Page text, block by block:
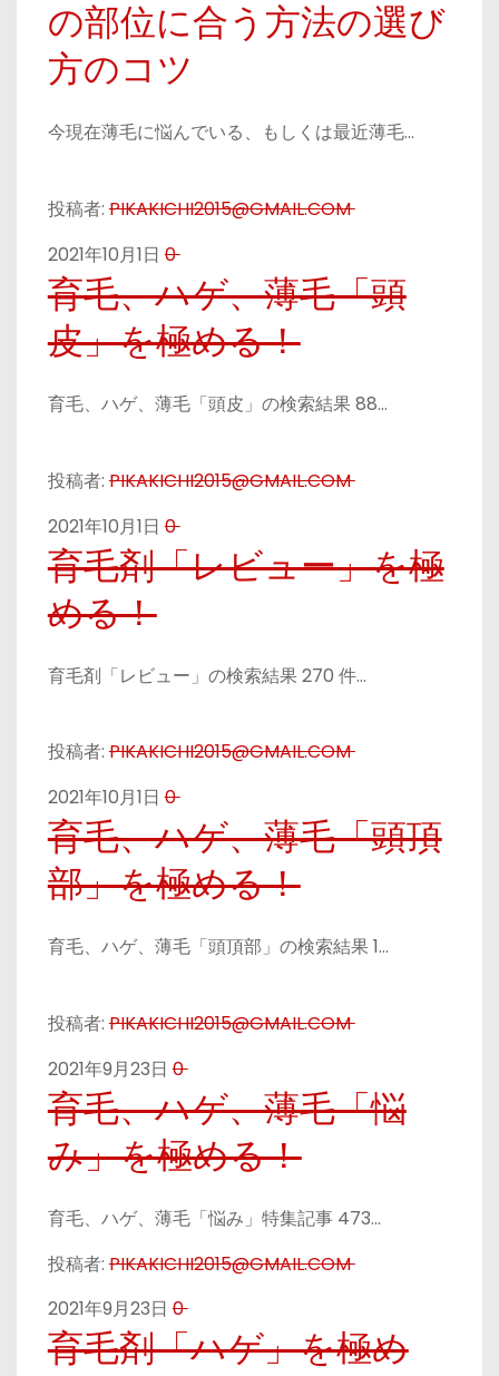
の部位に合う方法の選び
方のコツ
今現在薄毛に悩んでいる、もしくは最近薄毛…
投稿者: PIKAKICHI2015@GMAIL.COM
2021年10月1日0
育毛、ハゲ、薄毛「頭
皮」を極める！
育毛、ハゲ、薄毛「頭皮」の検索結果 88…
投稿者: PIKAKICHI2015@GMAIL.COM
2021年10月1日0
育毛剤「レビュー」を極
める！
育毛剤「レビュー」の検索結果 270 件…
投稿者: PIKAKICHI2015@GMAIL.COM
2021年10月1日0
育毛、ハゲ、薄毛「頭頂
部」を極める！
育毛、ハゲ、薄毛「頭頂部」の検索結果 1…
投稿者: PIKAKICHI2015@GMAIL.COM
2021年9月23日0
育毛、ハゲ、薄毛「悩
み」を極める！
育毛、ハゲ、薄毛「悩み」特集記事 473…
投稿者: PIKAKICHI2015@GMAIL.COM
2021年9月23日0
育毛剤「ハゲ」を極め